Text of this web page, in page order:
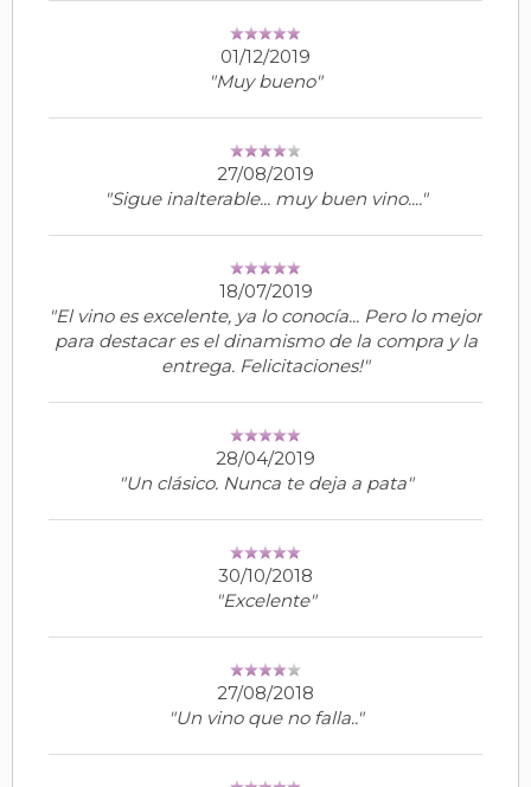
01/12/2019
"Muy bueno"
27/08/2019
"Sigue inalterable... muy buen vino...."
18/07/2019
"El vino es excelente, ya lo conocía... Pero lo mejor
para destacar es el dinamismo de la compra y la
entrega. Felicitaciones!"
28/04/2019
"Un clásico. Nunca te deja a pata"
30/10/2018
"Excelente"
27/08/2018
"Un vino que no falla.."